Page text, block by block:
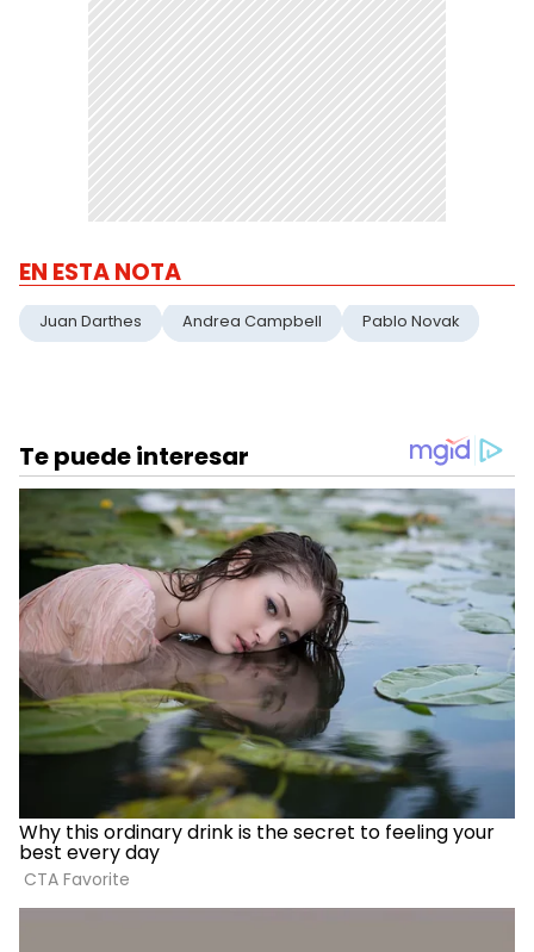
EN ESTA NOTA
Juan Darthes Andrea Campbell Pablo Novak